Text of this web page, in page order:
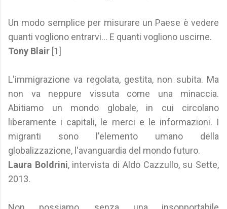
Un modo semplice per misurare un Paese è vedere
quanti vogliono entrarvi... E quanti vogliono uscirne.
Tony Blair [1]
L'immigrazione va regolata, gestita, non subita. Ma
non va neppure vissuta come una minaccia.
Abitiamo un mondo globale, in cui circolano
liberamente i capitali, le merci e le informazioni. I
migranti sono l'elemento umano della
globalizzazione, l'avanguardia del mondo futuro.
Laura Boldrini, intervista di Aldo Cazzullo, su Sette,
2013.